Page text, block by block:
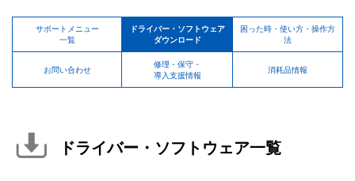
サポートメニュー
一覧
ドライバー・ソフトウェア
ダウンロード
困った時・使い方・操作方
法
お問い合わせ
修理・保守・
導入支援情報
消耗品情報
ドライバー・ソフトウェア一覧